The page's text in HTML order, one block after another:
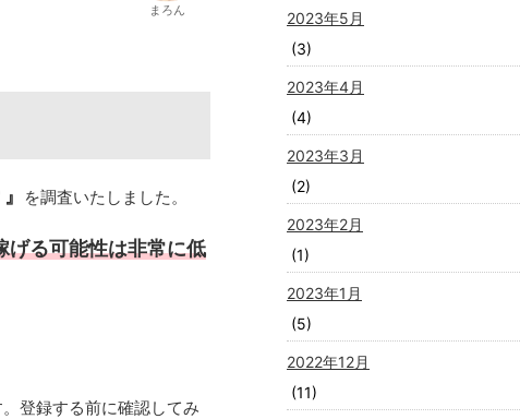
まろん
を調査いたしました。
げる可能性は非常に低
登録する前に確認してみ
2023年5月
(3)
2023年4月
(4)
2023年3月
(2)
2023年2月
(1)
2023年1月
(5)
2022年12月
(11)